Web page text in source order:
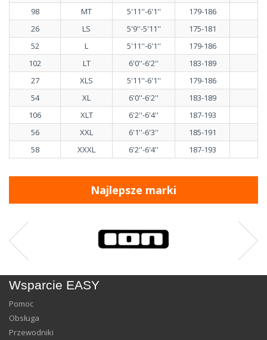
98
MT 5'11''-6'1'' 179-186
26
LS 5'9''-5'11'' 175-181
52
L 5'11''-6'1'' 179-186
102
LT 6'0''-6'2'' 183-189
27
XLS 5'11''-6'1'' 179-186
54
XL 6'0''-6'2'' 183-189
106
XLT 6'2''-6'4'' 187-193
56
XXL 6'1''-6'3'' 185-191
58
XXXL 6'2''-6'4'' 187-193
Najlepsze marki
Wsparcie EASY
Pomoc
Obsługa
Przewodniki